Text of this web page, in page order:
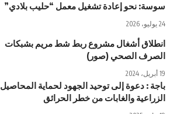
سوسة: نحو إعادة تشغيل معمل “حليب بلادي”
24 يوليو، 2026
انطلاق أشغال مشروع ربط شط مريم بشبكات
الصرف الصحي (صور)
19 أبريل، 2024
باجة : دعوة إلى توحيد الجهود لحماية المحاصيل
الزراعية والغابات من خطر الحرائق